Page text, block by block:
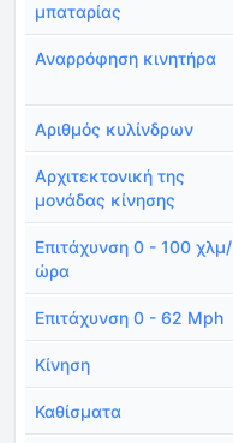
μπαταρίας
Αναρρόφηση κινητήρα
Αριθμός κυλίνδρων
Αρχιτεκτονική της
μονάδας κίνησης
Επιτάχυνση 0 - 100 χλμ/
ώρα
Επιτάχυνση 0 - 62 Mph
Κίνηση
Καθίσματα